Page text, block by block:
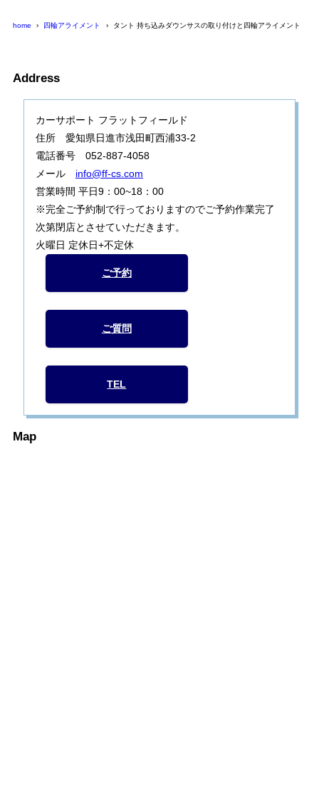
home 四輪アライメント タント 持ち込みダウンサスの取り付けと四輪アライメント
Address
カーサポート フラットフィールド
住所 愛知県日進市浅田町西浦33-2
電話番号 052-887-4058
メール info@ff-cs.com
営業時間 平日9：00~18：00
※完全ご予約制で行っておりますのでご予約作業完了
次第閉店とさせていただきます。
火曜日 定休日+不定休
ご予約
ご質問
TEL
Map